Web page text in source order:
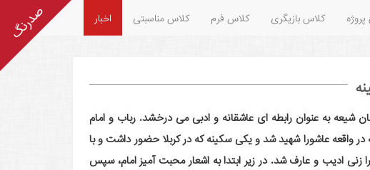
پروژه کلاس بازیگری کلاس فرم کلاس مناسبتی اخبار
شیعه به عنوان رابطه ای عاشقانه و ادبی می درخشد. رباب و امام
واقعه عاشورا شهید شد و یکی سکینه که در کربلا حضور داشت و با
زنی ادیب و عارف شد. در زیر ابتدا به اشعار محبت آمیز امام، سپس